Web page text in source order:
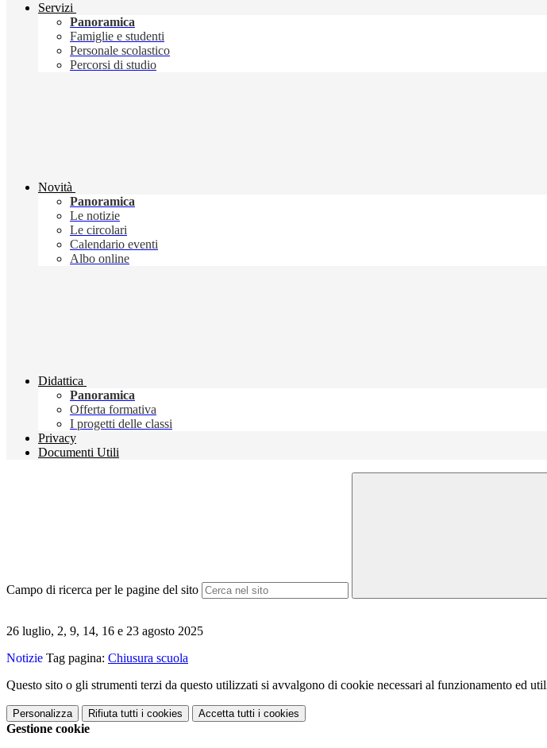
Servizi
Panoramica
Famiglie e studenti
Personale scolastico
Percorsi di studio
Novità
Panoramica
Le notizie
Le circolari
Calendario eventi
Albo online
Didattica
Panoramica
Offerta formativa
I progetti delle classi
Privacy
Documenti Utili
Campo di ricerca per le pagine del sito
26 luglio, 2, 9, 14, 16 e 23 agosto 2025
Notizie Tag pagina: Chiusura scuola
Questo sito o gli strumenti terzi da questo utilizzati si avvalgono di cookie necessari al funzionamento ed
Personalizza Rifiuta tutti i cookies Accetta tutti i cookies
Gestione cookie